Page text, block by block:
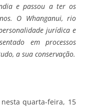
e passou a ter os
O Whanganui, rio
jurídica e
em processos
a sua conservação.
quarta-feira, 15